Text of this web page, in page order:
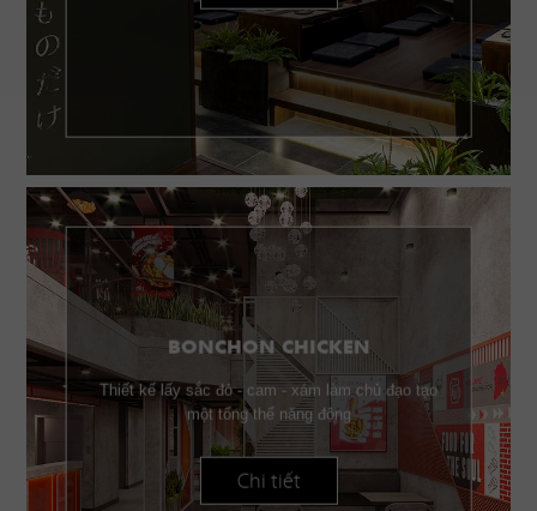
BONCHON CHICKEN
Thiết kế lấy sắc đỏ - cam - xám làm chủ đạo tạo
một tổng thể năng động
Chi tiết